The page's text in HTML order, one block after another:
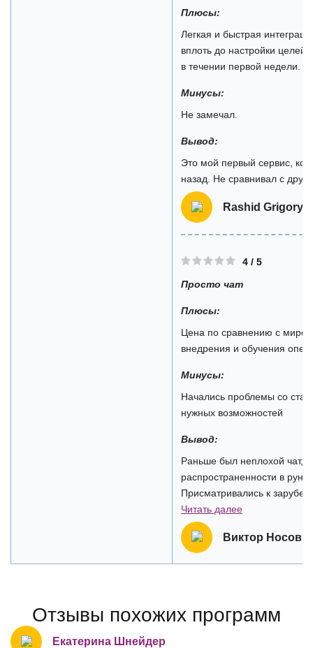
Плюсы:
Легкая и быстрая
вплоть до настройки целей
в течении первой недели.
Минусы:
Не замечал.
Вывод:
Это мой первый сервис,
назад. Не сравнивал с
Rashid
4 / 5
Просто чат
Плюсы:
Цена по сравнению с
внедрения и обучения
Минусы:
Начались проблемы со
нужных возможностей
Вывод:
Раньше был неплохой чат,
распространенности в
Присматривались к
Читать далее
Виктор Носов
Отзывы похожих программ
Екатерина Шнейдер